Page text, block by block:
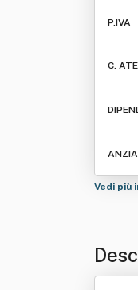
P.IVA
C.
Vedi più